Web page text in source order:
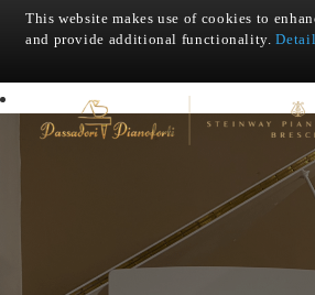
This website makes use of cookies to
and provide additional functionality.